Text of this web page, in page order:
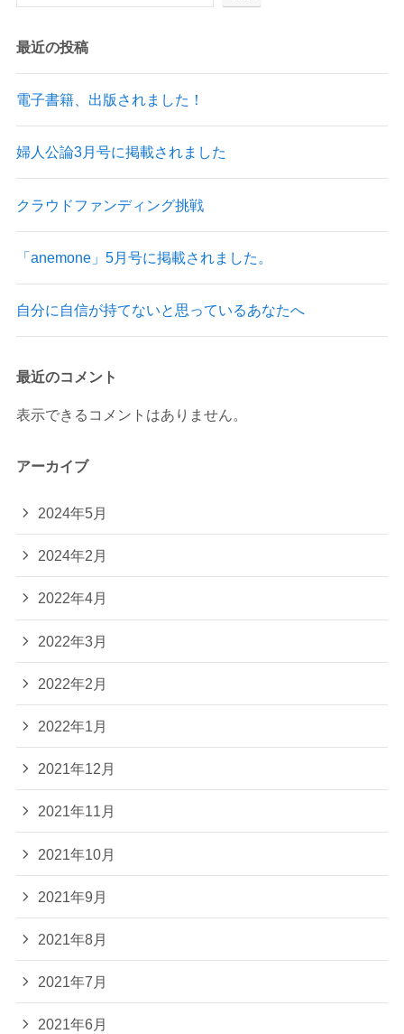
最近の投稿
電子書籍、出版されました！
婦人公論3月号に掲載されました
クラウドファンディング挑戦
「anemone」5月号に掲載されました。
自分に自信が持てないと思っているあなたへ
最近のコメント
表示できるコメントはありません。
アーカイブ
2024年5月
2024年2月
2022年4月
2022年3月
2022年2月
2022年1月
2021年12月
2021年11月
2021年10月
2021年9月
2021年8月
2021年7月
2021年6月